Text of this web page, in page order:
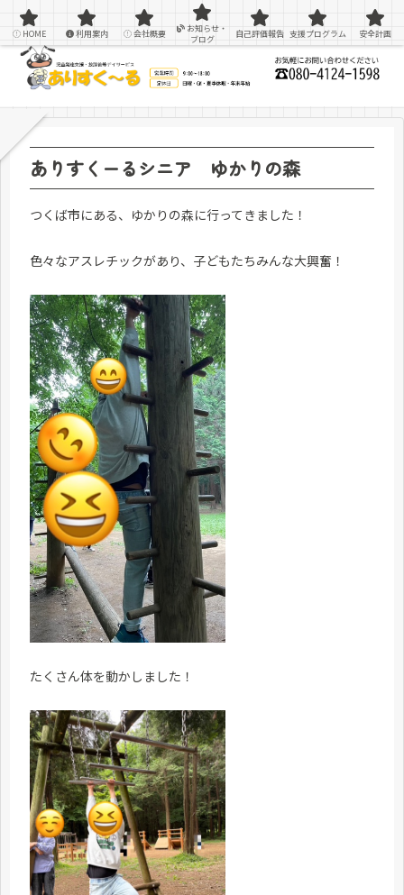
感覚統合療法を用いた療育＆支援
ありすくーるシニア ゆかりの森
つくば市にある、ゆかりの森に行ってきました！
色々なアスレチックがあり、子どもたちみんな大興奮！
たくさん体を動かしました！
HOME 利用案内 会社概要
お知らせ・
ブログ
自己評価報告 支援プログラム 安全計画